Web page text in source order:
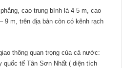
cao trung bình là 4-5 m, cao
9 m, trên địa bàn còn có kênh rạch
thông quan trọng của cả nước:
quốc tế Tân Sơn Nhất ( diện tích